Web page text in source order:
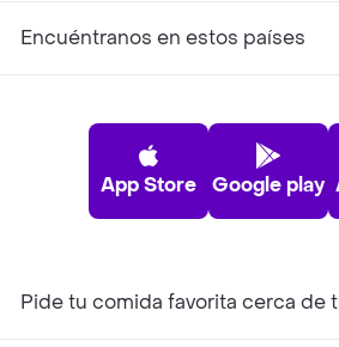
Encuéntranos en estos países
App Store Google play
Pide tu comida favorita cerca de